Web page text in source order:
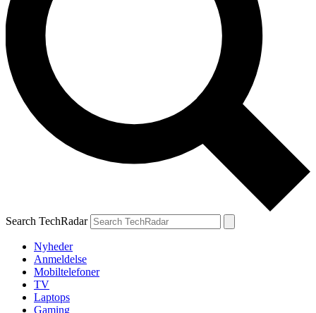
Search TechRadar
Nyheder
Anmeldelse
Mobiltelefoner
TV
Laptops
Gaming